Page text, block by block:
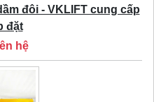
đôi - VKLIFT cung cấp
đặt
hệ